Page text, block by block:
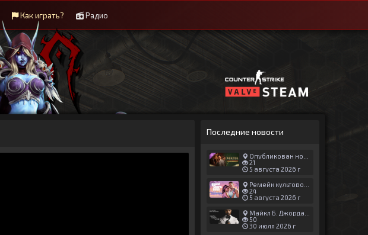
Как играть? Радио
Последние новости
Опубликован новый геймплей Man of Honor для Mafia: The Old Country
21
5 августа 2026 г
Ремейк культовой японской игры задержали ради выхода GTA 6
24
5 августа 2026 г
Майкл Б. Джордан сыграл главную роль в новой «Афере Томаса Крауна»
50
30 июля 2026 г